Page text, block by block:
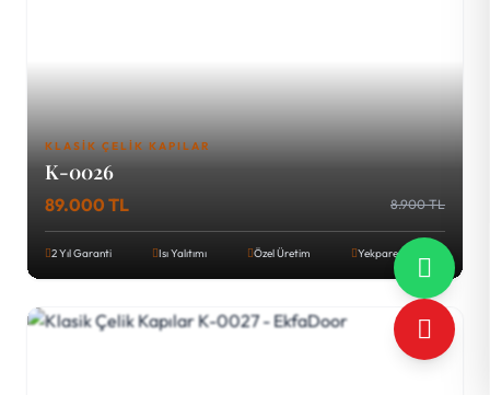
KLASIK ÇELIK KAPILAR
K-0026
89.000 TL 8.900 TL
2 Yıl Garanti Isı Yalıtımı Özel Üretim Yekpare Tava Sac